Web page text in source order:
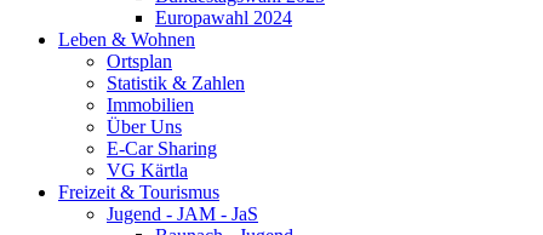
Europawahl 2024
Leben & Wohnen
Ortsplan
Statistik & Zahlen
Immobilien
Über Uns
E-Car Sharing
VG Kärtla
Freizeit & Tourismus
Jugend - JAM - JaS